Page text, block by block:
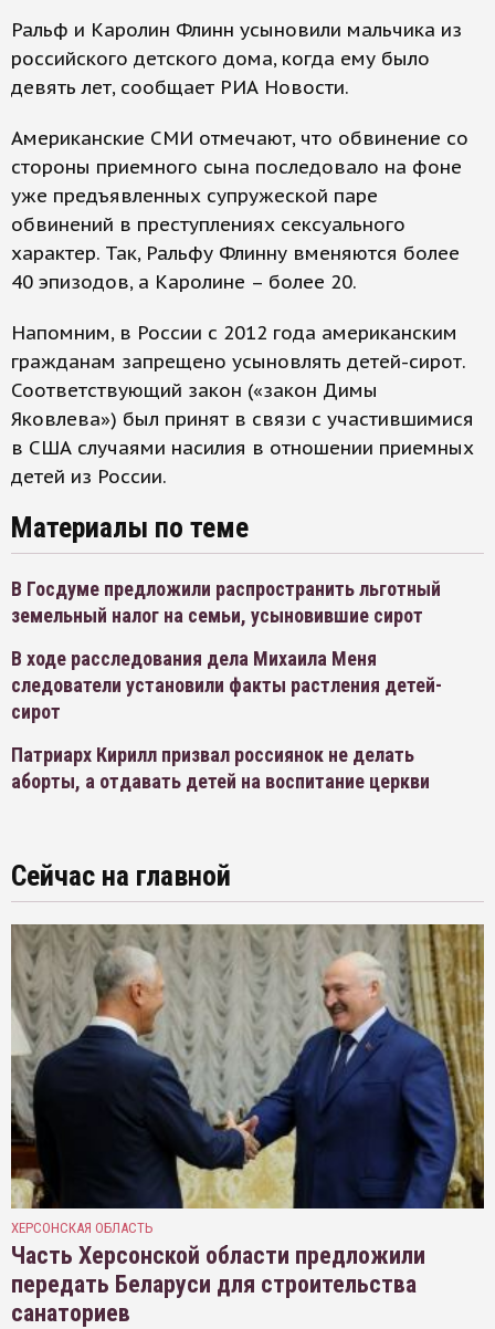
Ральф и Каролин Флинн усыновили мальчика из
российского детского дома, когда ему было
девять лет, сообщает РИА Новости.
Американские СМИ отмечают, что обвинение со
стороны приемного сына последовало на фоне
уже предъявленных супружеской паре
обвинений в преступлениях сексуального
характер. Так, Ральфу Флинну вменяются более
40 эпизодов, а Каролине – более 20.
Напомним, в России с 2012 года американским
гражданам запрещено усыновлять детей-сирот.
Соответствующий закон («закон Димы
Яковлева») был принят в связи с участившимися
в США случаями насилия в отношении приемных
детей из России.
Материалы по теме
В Госдуме предложили распространить льготный
земельный налог на семьи, усыновившие сирот
В ходе расследования дела Михаила Меня
следователи установили факты растления детей-
сирот
Патриарх Кирилл призвал россиянок не делать
аборты, а отдавать детей на воспитание церкви
Сейчас на главной
ХЕРСОНСКАЯ ОБЛАСТЬ
Часть Херсонской области предложили
передать Беларуси для строительства
санаториев